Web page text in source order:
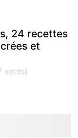
24 recettes
et